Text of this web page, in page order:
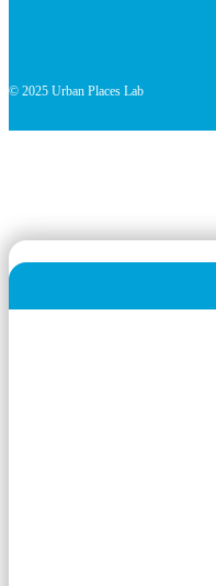
© 2025 Urban Places Lab